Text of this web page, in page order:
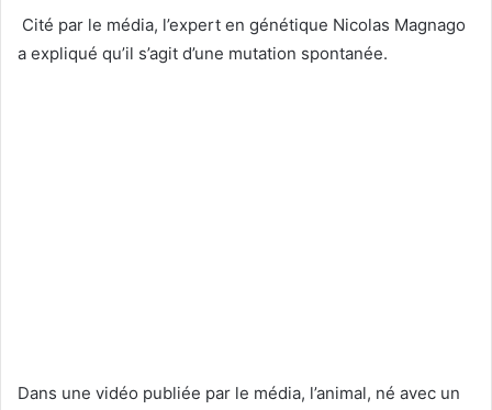
Cité par le média, l’expert en génétique Nicolas Magnago
a expliqué qu’il s’agit d’une mutation spontanée.
Dans une vidéo publiée par le média, l’animal, né avec un